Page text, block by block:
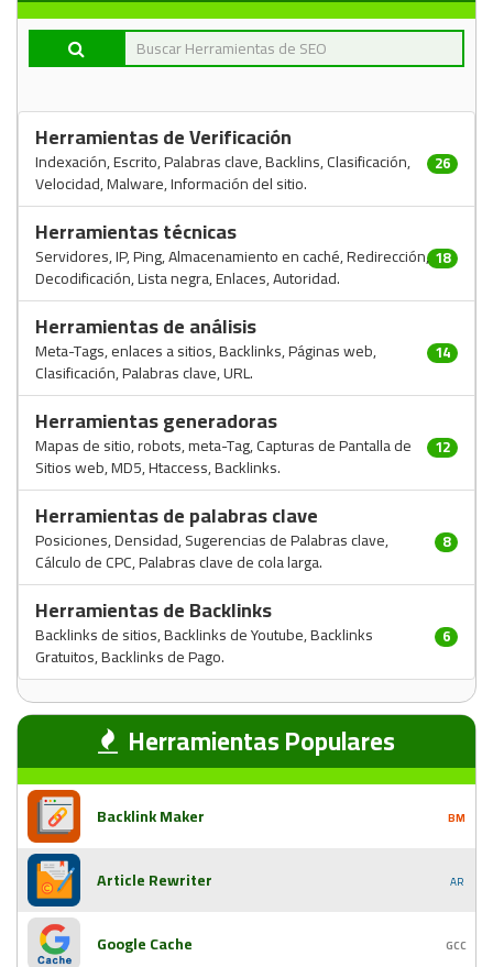
Herramientas de Verificación
Indexación, Escrito, Palabras clave, Backlins, Clasificación,
Velocidad, Malware, Información del sitio.
26
Herramientas técnicas
Servidores, IP, Ping, Almacenamiento en caché, Redirección,
Decodificación, Lista negra, Enlaces, Autoridad.
18
Herramientas de análisis
Meta-Tags, enlaces a sitios, Backlinks, Páginas web,
Clasificación, Palabras clave, URL.
14
Herramientas generadoras
Mapas de sitio, robots, meta-Tag, Capturas de Pantalla de
Sitios web, MD5, Htaccess, Backlinks.
12
Herramientas de palabras clave
Posiciones, Densidad, Sugerencias de Palabras clave,
Cálculo de CPC, Palabras clave de cola larga.
8
Herramientas de Backlinks
Backlinks de sitios, Backlinks de Youtube, Backlinks
Gratuitos, Backlinks de Pago.
6
Herramientas Populares
Backlink Maker BM
Article Rewriter AR
Google Cache GCC